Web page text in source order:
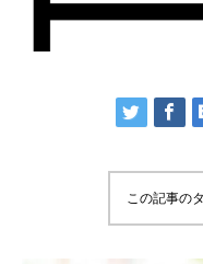
この記事の